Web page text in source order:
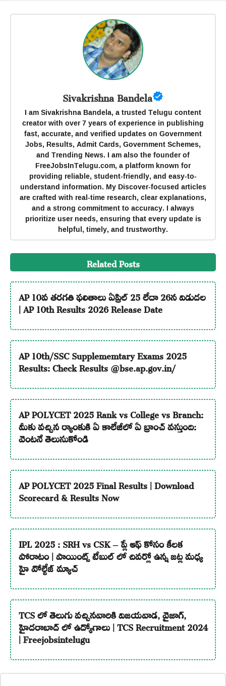
Sivakrishna Bandela
I am Sivakrishna Bandela, a trusted Telugu content
creator with over 7 years of experience in publishing
fast, accurate, and verified updates on Government
Jobs, Results, Admit Cards, Government Schemes,
and Trending News. I am also the founder of
FreeJobsInTelugu.com, a platform known for
providing reliable, student-friendly, and easy-to-
understand information. My Discover-focused articles
are crafted with real-time research, clear explanations,
and a strong commitment to accuracy. I always
prioritize user needs, ensuring that every update is
helpful, timely, and trustworthy.
Related Posts
AP 10వ తరగతి ఫలితాలు ఏప్రిల్ 25 లేదా 26న విడుదల
| AP 10th Results 2026 Release Date
AP 10th/SSC Supplememtary Exams 2025
Results: Check Results @bse.ap.gov.in/
AP POLYCET 2025 Rank vs College vs Branch:
మీకు వచ్చిన ర్యాంకుకి ఏ కాలేజీలో ఏ బ్రాంచ్ వస్తుంది:
వెంటనే తెలుసుకోండి
AP POLYCET 2025 Final Results | Download
Scorecard & Results Now
IPL 2025 : SRH vs CSK – ప్లే ఆఫ్ కోసం కీలక
పోరాటం | పాయింట్స్ టేబుల్ లో చివర్లో ఉన్న జట్ల మధ్య
హై వోల్టేజ్ మ్యాచ్
TCS లో తెలుగు వచ్చినవారికి విజయవాడ, వైజాగ్,
హైదరాబాద్ లో ఉద్యోగాలు | TCS Recruitment 2024
| Freejobsintelugu